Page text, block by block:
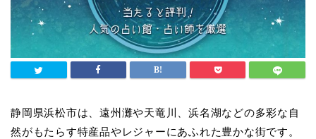
静岡県浜松市は、遠州灘や天竜川、浜名湖などの多彩な自
然がもたらす特産品やレジャーにあふれた豊かな街です。